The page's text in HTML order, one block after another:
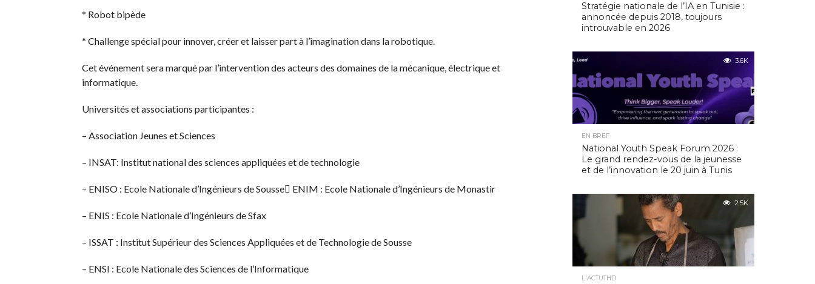
* Robot bipède
* Challenge spécial pour innover, créer et laisser part à l’imagination dans la robotique.
Cet événement sera marqué par l’intervention des acteurs des domaines de la mécanique, électrique et
informatique.
Universités et associations participantes :
– Association Jeunes et Sciences
– INSAT: Institut national des sciences appliquées et de technologie
– ENISO : Ecole Nationale d’Ingénieurs de Sousse ENIM : Ecole Nationale d’Ingénieurs de Monastir
– ENIS : Ecole Nationale d’Ingénieurs de Sfax
– ISSAT : Institut Supérieur des Sciences Appliquées et de Technologie de Sousse
– ENSI : Ecole Nationale des Sciences de l’Informatique
Stratégie nationale de l’IA en Tunisie :
annoncée depuis 2018, toujours
introuvable en 2026
3.6K
EN BREF
National Youth Speak Forum 2026 :
Le grand rendez-vous de la jeunesse
et de l’innovation le 20 juin à Tunis
2.5K
L'ACTUTHD